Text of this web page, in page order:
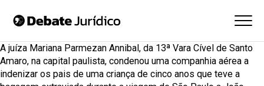
A juíza Mariana Parmezan Annibal, da 13ª Vara Cível de Santo
Amaro, na capital paulista, condenou uma companhia aérea a
indenizar os pais de uma criança de cinco anos que teve a